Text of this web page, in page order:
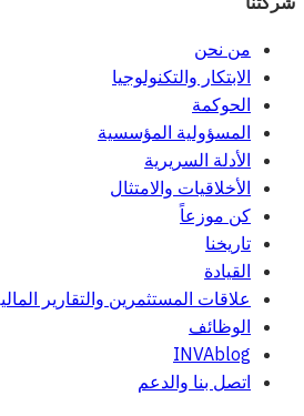
من نحن
الابتكار والتكنولوجيا
الحوكمة
المسؤولية المؤسسية
الأدلة السريرية
الأخلاقيات والامتثال
كن موزعاً
تاريخنا
القيادة
علاقات المستثمرين والتقارير
الوظائف
INVAblog
اتصل بنا والدعم